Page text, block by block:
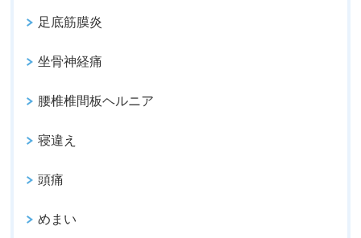
足底筋膜炎
坐骨神経痛
腰椎椎間板ヘルニア
寝違え
頭痛
めまい